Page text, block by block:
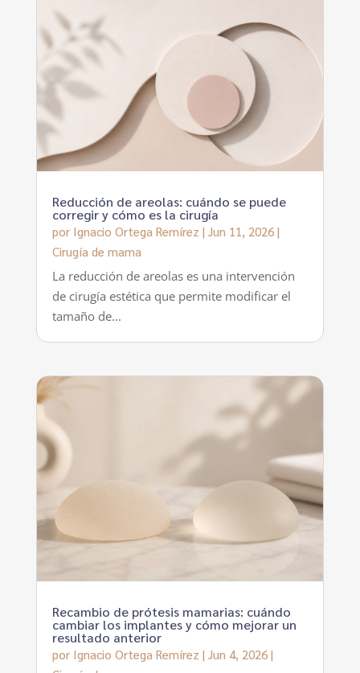
Reducción de areolas: cuándo se puede
corregir y cómo es la cirugía
por Ignacio Ortega Remírez | Jun 11, 2026|
Cirugía de mama
La reducción de areolas es una intervención
de cirugía estética que permite modificar el
tamaño de...
Recambio de prótesis mamarias: cuándo
cambiar los implantes y cómo mejorar un
resultado anterior
por Ignacio Ortega Remírez | Jun 4, 2026|